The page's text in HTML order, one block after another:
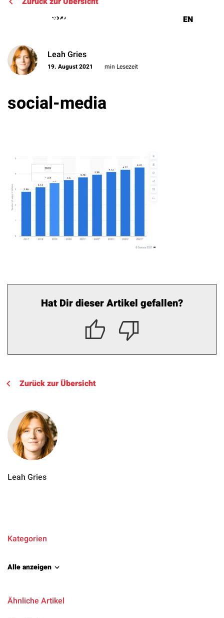
EN
Lösungen
Über uns
Newsletter
Contact
Leah Gries
19. August 2021 min Lesezeit
social-media
Hat Dir dieser Artikel gefallen?
Zurück zur Übersicht
Leah Gries
Kategorien
Alle anzeigen
Ähnliche Artikel